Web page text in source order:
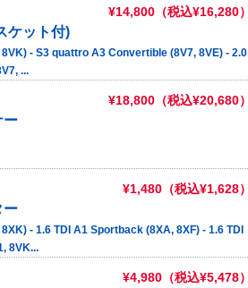
¥14,800（税込¥16,280）
ケット付)
- S3 quattro A3 Convertible (8V7, 8VE) - 2.0
...
¥18,800（税込¥20,680）
ー
¥1,480（税込¥1,628）
ー
- 1.6 TDI A1 Sportback (8XA, 8XF) - 1.6 TDI
8VK...
¥4,980（税込¥5,478）